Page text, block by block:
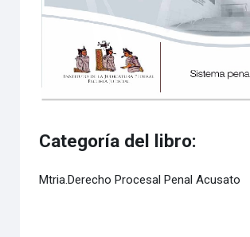
Categoría del libro:
Mtria.Derecho Procesal Penal Acusato